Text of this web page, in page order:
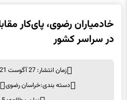
در سراسر کشور
دسته بندی:خراسان رضوی
زمان مطالعه: 5 دقیقه